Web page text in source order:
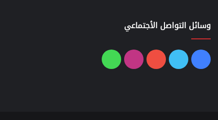
وسائل التواصل الأجتماعي
فيسبوك
تويتر يوتيوبانستقرامواتساب